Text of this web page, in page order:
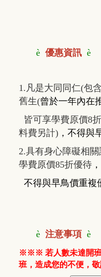
è 優惠資訊 è
1.凡是大同同仁(包
舊生(曾於一年內在
皆可享學費原價8
料費另計) ， 不得與
2.具有身心障礙相
學費原價85折優待 ，
不得與早鳥價重複
è 注意事項 è
※※※ 若人數未達開班
班，造成您的不便，